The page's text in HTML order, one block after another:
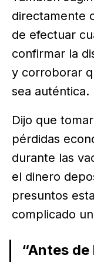
directamente
de efectuar
confirmar la
y corroborar
sea auténtica.
Dijo que
pérdidas
durante las
el dinero
presuntos
complicado
“Antes